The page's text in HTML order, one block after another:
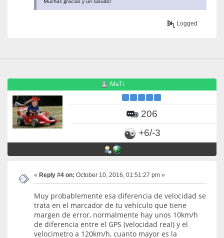
Logged
MaTi
206
+6/-3
« Reply #4 on: October 10, 2016, 01:51:27 pm »
Muy probablemente esa diferencia de velocidad se
trata en el marcador de tu vehículo que tiene
margen de error, normalmente hay unos 10km/h
de diferencia entre el GPS (velocidad real) y el
velocimetro a 120km/h, cuanto mayor es la